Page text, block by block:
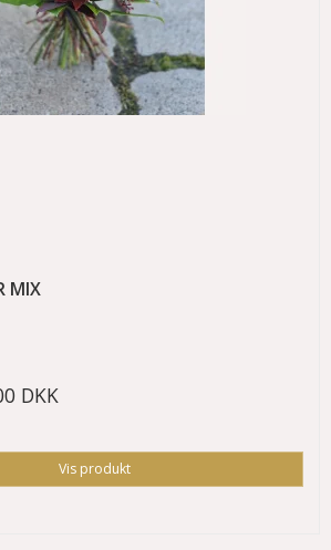
MIX
DKK
Vis produkt